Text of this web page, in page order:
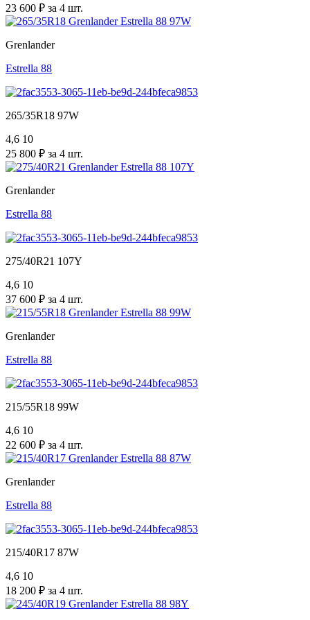
23 600 ₽ за 4 шт.
Grenlander
Estrella 88
265/35R18 97W
4,6 10
25 800 ₽ за 4 шт.
Grenlander
Estrella 88
275/40R21 107Y
4,6 10
37 600 ₽ за 4 шт.
Grenlander
Estrella 88
215/55R18 99W
4,6 10
22 600 ₽ за 4 шт.
Grenlander
Estrella 88
215/40R17 87W
4,6 10
18 200 ₽ за 4 шт.